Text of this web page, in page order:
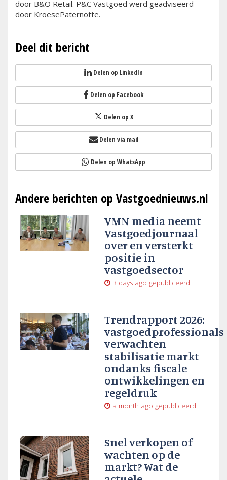
door B&O Retail. P&C Vastgoed werd geadviseerd
door KroesePaternotte.
Deel dit bericht
Delen op LinkedIn
Delen op Facebook
Delen op X
Delen via mail
Delen op WhatsApp
Andere berichten op Vastgoednieuws.nl
VMN media neemt
Vastgoedjournaal
over en versterkt
positie in
vastgoedsector
3 days ago gepubliceerd
Trendrapport 2026:
vastgoedprofessionals
verwachten
stabilisatie markt
ondanks fiscale
ontwikkelingen en
regeldruk
a month ago gepubliceerd
Snel verkopen of
wachten op de
markt? Wat de